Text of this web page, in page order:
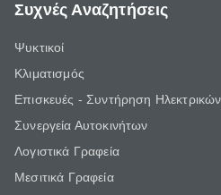
Συχνές Αναζητήσεις
Ψυκτικοί
Κλιματισμός
Επισκευές - Συντήρηση
Συνεργεία Αυτοκινήτων
Λογιστικά Γραφεία
Μεσιτικά Γραφεία